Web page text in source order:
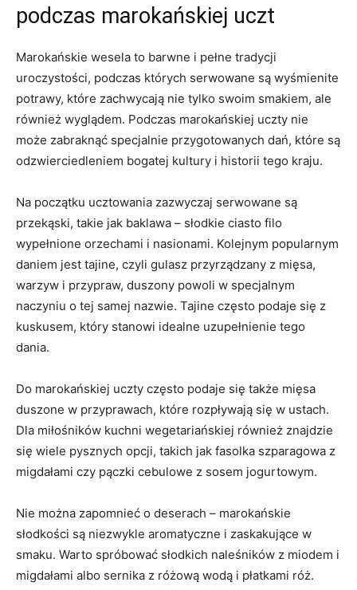
podczas marokańskiej uczt
Marokańskie⁢ wesela to barwne i pełne tradycji⁣
uroczystości, podczas których serwowane ⁤są wyśmienite⁢
potrawy, które zachwycają nie ⁣tylko ⁣swoim smakiem,‌ ale⁤
również wyglądem. Podczas marokańskiej uczty nie
może ⁢zabraknąć ‌specjalnie przygotowanych ⁢dań,⁤ które‌ są​
odzwierciedleniem bogatej ‍kultury i ⁤historii ‍tego⁢ kraju.
Na początku ucztowania zazwyczaj serwowane są
⁤przekąski, ⁢takie‌ jak baklawa‌ – słodkie‌ ciasto filo
⁣wypełnione⁣ orzechami⁤ i nasionami.‌ Kolejnym popularnym
daniem jest tajine, czyli gulasz ⁣przyrządzany ⁤z mięsa,
warzyw ‍i przypraw, duszony powoli w specjalnym
naczyniu o tej ‌samej nazwie. Tajine często podaje się ​z
⁣kuskusem, który‍ stanowi idealne uzupełnienie ​tego
⁢dania.
Do marokańskiej uczty często podaje się także mięsa
⁤duszone w ​przyprawach,⁣ które rozpływają się​ w ustach.
‍Dla⁣ miłośników kuchni ​wegetariańskiej również​ znajdzie
się wiele ⁣pysznych opcji,⁢ takich jak fasolka szparagowa z⁤
migdałami czy pączki cebulowe z ⁤sosem​ jogurtowym.
Nie ⁣można zapomnieć o⁤ deserach – marokańskie
słodkości‌ są‍ niezwykle‌ aromatyczne i zaskakujące w
smaku. Warto spróbować słodkich naleśników z miodem i
‌migdałami⁤ albo sernika z różową wodą i płatkami róż.